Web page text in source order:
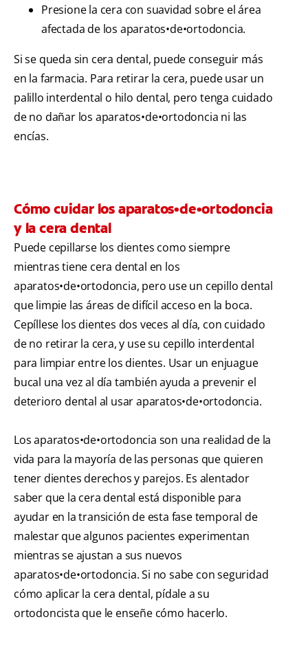
Presione la cera con suavidad sobre el área
afectada de los aparatos•de•ortodoncia.
Si se queda sin cera dental, puede conseguir más
en la farmacia. Para retirar la cera, puede usar un
palillo interdental o hilo dental, pero tenga cuidado
de no dañar los aparatos•de•ortodoncia ni las
encías.
Cómo cuidar los aparatos•de•ortodoncia
y la cera dental
Puede cepillarse los dientes como siempre
mientras tiene cera dental en los
aparatos•de•ortodoncia, pero use un cepillo dental
que limpie las áreas de difícil acceso en la boca.
Cepíllese los dientes dos veces al día, con cuidado
de no retirar la cera, y use su cepillo interdental
para limpiar entre los dientes. Usar un enjuague
bucal una vez al día también ayuda a prevenir el
deterioro dental al usar aparatos•de•ortodoncia.
Los aparatos•de•ortodoncia son una realidad de la
vida para la mayoría de las personas que quieren
tener dientes derechos y parejos. Es alentador
saber que la cera dental está disponible para
ayudar en la transición de esta fase temporal de
malestar que algunos pacientes experimentan
mientras se ajustan a sus nuevos
aparatos•de•ortodoncia. Si no sabe con seguridad
cómo aplicar la cera dental, pídale a su
ortodoncista que le enseñe cómo hacerlo.